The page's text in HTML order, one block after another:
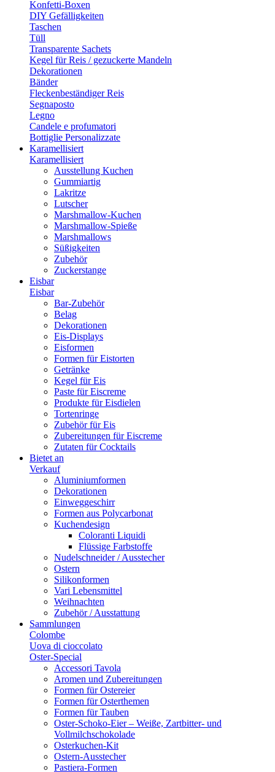
Konfetti-Boxen
DIY Gefälligkeiten
Taschen
Tüll
Transparente Sachets
Kegel für Reis / gezuckerte Mandeln
Dekorationen
Bänder
Fleckenbeständiger Reis
Segnaposto
Legno
Candele e profumatori
Bottiglie Personalizzate
Karamellisiert
Karamellisiert
Ausstellung Kuchen
Gummiartig
Lakritze
Lutscher
Marshmallow-Kuchen
Marshmallow-Spieße
Marshmallows
Süßigkeiten
Zubehör
Zuckerstange
Eisbar
Eisbar
Bar-Zubehör
Belag
Dekorationen
Eis-Displays
Eisformen
Formen für Eistorten
Getränke
Kegel für Eis
Paste für Eiscreme
Produkte für Eisdielen
Tortenringe
Zubehör für Eis
Zubereitungen für Eiscreme
Zutaten für Cocktails
Bietet an
Verkauf
Aluminiumformen
Dekorationen
Einweggeschirr
Formen aus Polycarbonat
Kuchendesign
Coloranti Liquidi
Flüssige Farbstoffe
Nudelschneider / Ausstecher
Ostern
Silikonformen
Vari Lebensmittel
Weihnachten
Zubehör / Ausstattung
Sammlungen
Colombe
Uova di cioccolato
Oster-Special
Accessori Tavola
Aromen und Zubereitungen
Formen für Ostereier
Formen für Osterthemen
Formen für Tauben
Oster-Schoko-Eier – Weiße, Zartbitter- und
Vollmilchschokolade
Osterkuchen-Kit
Ostern-Ausstecher
Pastiera-Formen